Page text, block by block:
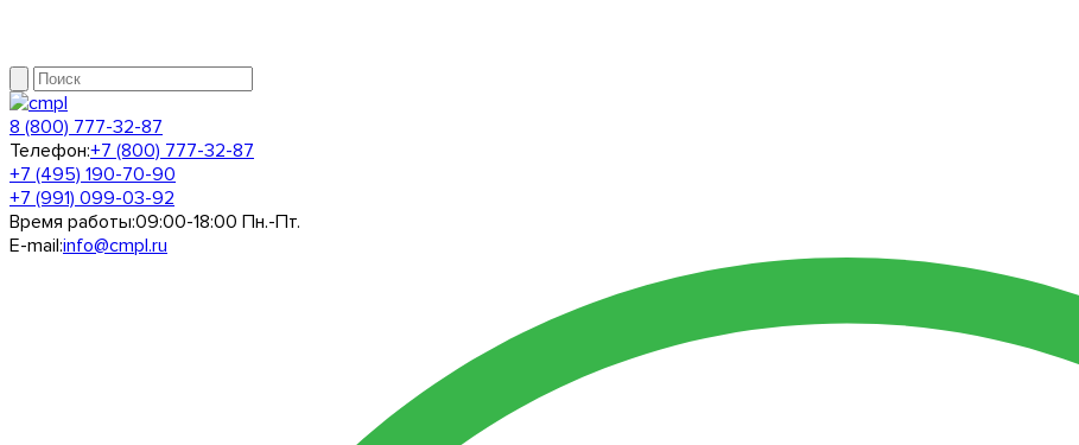
8 (800) 777-32-87
Телефон:+7 (800) 777-32-87
+7 (495) 190-70-90
+7 (991) 099-03-92
Время работы:09:00-18:00 Пн.-Пт.
E-mail:info@cmpl.ru